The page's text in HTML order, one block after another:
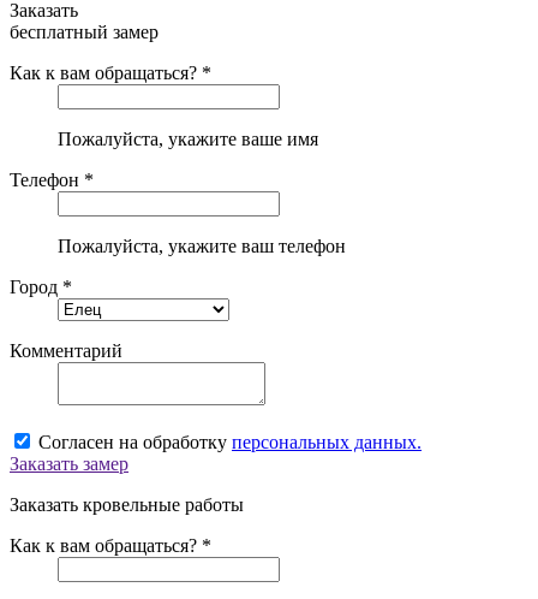
Заказать
бесплатный замер
Как к вам обращаться? *
Пожалуйста, укажите ваше имя
Телефон *
Пожалуйста, укажите ваш телефон
Город *
Комментарий
Согласен на обработку персональных данных.
Заказать замер
Заказать кровельные работы
Как к вам обращаться? *